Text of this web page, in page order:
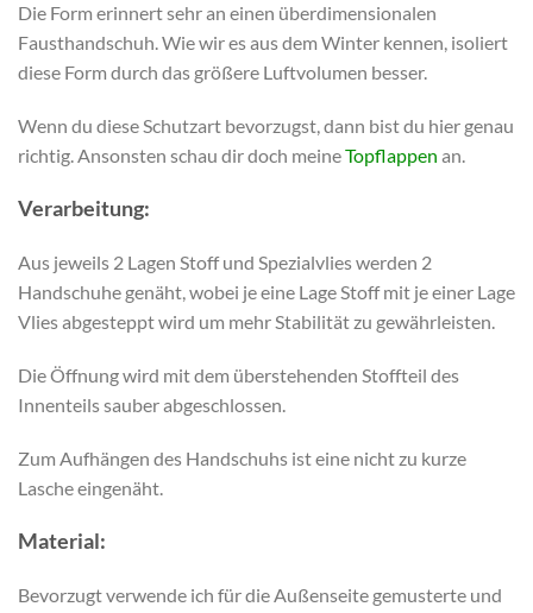
Die Form erinnert sehr an einen überdimensionalen
Fausthandschuh. Wie wir es aus dem Winter kennen, isoliert
diese Form durch das größere Luftvolumen besser.
Wenn du diese Schutzart bevorzugst, dann bist du hier genau
richtig. Ansonsten schau dir doch meineTopflappen an.
Verarbeitung:
Aus jeweils 2 Lagen Stoff und Spezialvlies werden 2
Handschuhe genäht, wobei je eine Lage Stoff mit je einer Lage
Vlies abgesteppt wird um mehr Stabilität zu gewährleisten.
Die Öffnung wird mit dem überstehenden Stoffteil des
Innenteils sauber abgeschlossen.
Zum Aufhängen des Handschuhs ist eine nicht zu kurze
Lasche eingenäht.
Material:
Bevorzugt verwende ich für die Außenseite gemusterte und